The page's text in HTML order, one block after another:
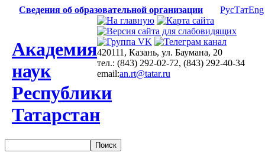
Сведения об образовательной организации РусТатEng
Академия
наук
Республики
Татарстан
420111, Казань, ул. Баумана, 20
тел.: (843) 292-02-72, (843) 292-40-34
email:an.rt@tatar.ru